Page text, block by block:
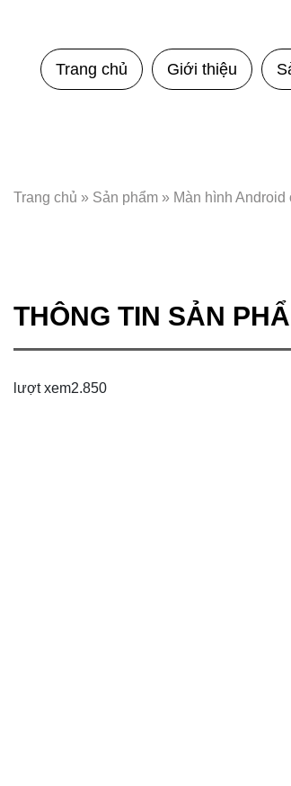
Trang chủ Giới thiệu
Trang chủ » Sản phẩm » Màn hình Android
THÔNG TIN SẢN
lượt xem2.850